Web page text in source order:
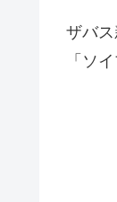
ザバ
「ソ